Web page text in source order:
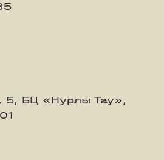
5, БЦ «Нурлы Тау»,